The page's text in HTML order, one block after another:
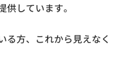
しています。
る方、これから見えなく